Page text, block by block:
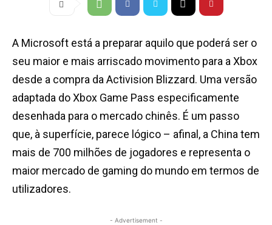
A Microsoft está a preparar aquilo que poderá ser o
seu maior e mais arriscado movimento para a Xbox
desde a compra da Activision Blizzard. Uma versão
adaptada do Xbox Game Pass especificamente
desenhada para o mercado chinês. É um passo
que, à superfície, parece lógico – afinal, a China tem
mais de 700 milhões de jogadores e representa o
maior mercado de gaming do mundo em termos de
utilizadores.
- Advertisement -